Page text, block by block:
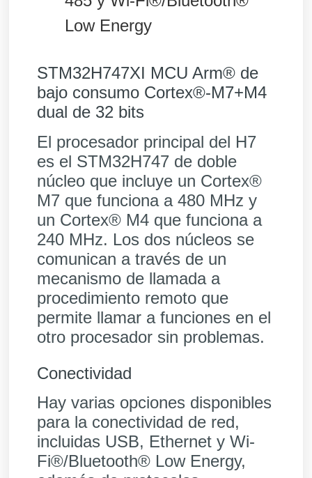
Low Energy
STM32H747XI MCU Arm® de
bajo consumo Cortex®-M7+M4
dual de 32 bits
El procesador principal del H7
es el STM32H747 de doble
núcleo que incluye un Cortex®
M7 que funciona a 480 MHz y
un Cortex® M4 que funciona a
240 MHz. Los dos núcleos se
comunican a través de un
mecanismo de llamada a
procedimiento remoto que
permite llamar a funciones en el
otro procesador sin problemas.
Conectividad
Hay varias opciones disponibles
para la conectividad de red,
incluidas USB, Ethernet y Wi-
Fi®/Bluetooth® Low Energy,